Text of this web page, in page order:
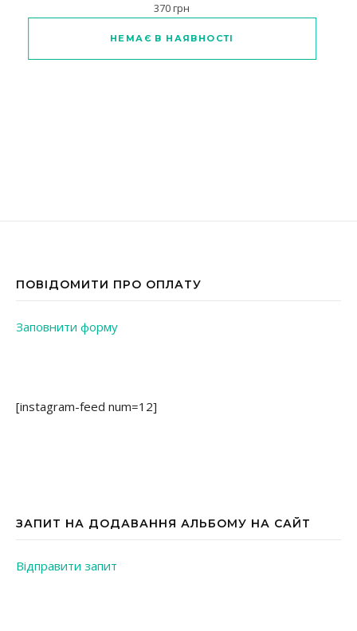
370грн
НЕМАЄ В НАЯВНОСТІ
ПОВІДОМИТИ ПРО ОПЛАТУ
Заповнити форму
[instagram-feed num=12]
ЗАПИТ НА ДОДАВАННЯ АЛЬБОМУ НА САЙТ
Відправити запит